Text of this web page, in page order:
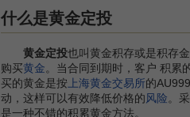
什么是黄金定投
黄金定投也叫黄金积存或是积存
购买黄金。当合同到期时，客户 积累
买的黄金是按 上海黄金交易所的
动，这样可以有效降低价格的风险。
是一种不错的积累黄金方法。